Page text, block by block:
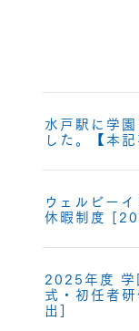
水戸駅に学
した。【本記
ウェルビー
休暇制度
2025年度 学
式・初任者
出]